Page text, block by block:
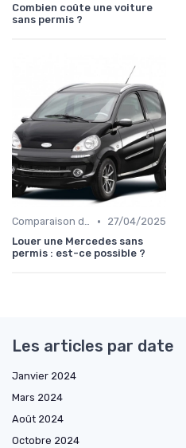
Combien coûte une voiture
sans permis ?
Comparaison des Modèles •
27/04/2025
Louer une Mercedes sans
permis : est-ce possible ?
Les articles par date
Janvier 2024
Mars 2024
Août 2024
Octobre 2024